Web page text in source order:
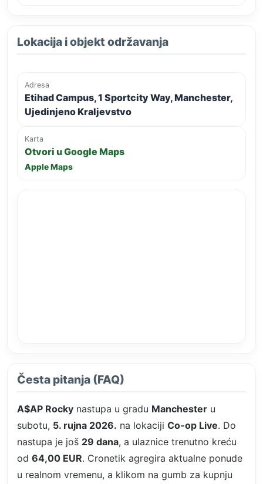
Lokacija i objekt održavanja
Adresa
Etihad Campus, 1 Sportcity Way, Manchester,
Ujedinjeno Kraljevstvo
Karta
Otvori u Google Maps
Apple Maps
Česta pitanja (FAQ)
A$AP Rocky nastupa u gradu Manchester u
subotu, 5. rujna 2026. na lokaciji Co-op Live. Do
nastupa je još 29 dana, a ulaznice trenutno kreću
od 64,00 EUR. Cronetik agregira aktualne ponude
u realnom vremenu, a klikom na gumb za kupnju